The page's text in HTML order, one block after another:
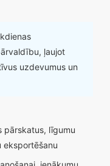
ļaujot
uzdevumus un
pārskatus, līgumu
eksportēšanu